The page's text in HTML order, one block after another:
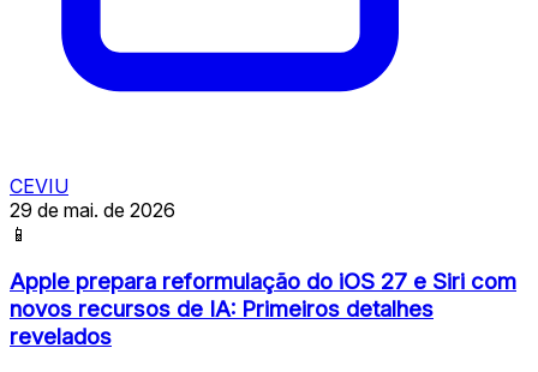
CEVIU
29 de mai. de 2026
📱
Apple prepara reformulação do iOS 27 e Siri com
novos recursos de IA: Primeiros detalhes
revelados